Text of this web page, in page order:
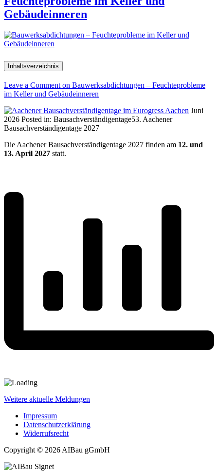
Gebäudeinneren
Inhaltsverzeichnis
Leave a Comment on Bauwerksabdichtungen – Feuchteprobleme
im Keller und Gebäudeinneren
Juni
2026 Posted in: Bausachverständigentage53. Aachener
Bausachverständigentage 2027
Die Aachener Bausachverständigentage 2027 finden am 12. und
13. April 2027 statt.
Weitere aktuelle Meldungen
Impressum
Datenschutzerklärung
Widerrufsrecht
Copyright © 2026 AIBau gGmbH